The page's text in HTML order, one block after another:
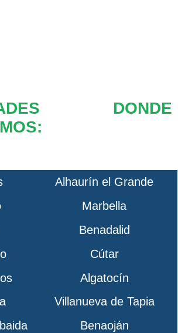
DONDE
Alhaurín el Grande
Marbella
Benadalid
Cútar
Algatocín
Villanueva de Tapia
Benaoján